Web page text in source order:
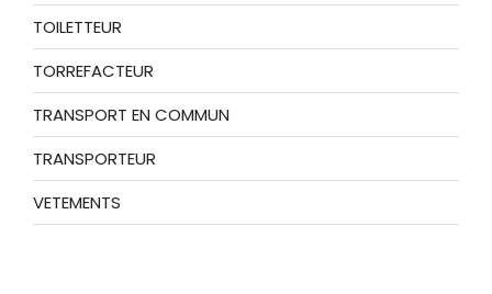
TOILETTEUR
TORREFACTEUR
TRANSPORT EN COMMUN
TRANSPORTEUR
VETEMENTS